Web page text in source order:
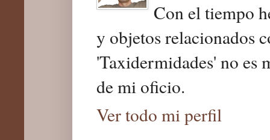
Con el tiempo
y objetos relacionados
'Taxidermidades' no es
de mi oficio.
Ver todo mi perfil